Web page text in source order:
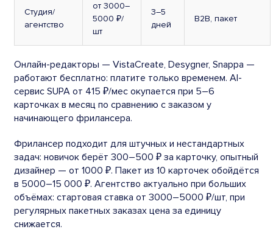
Студия/
агентство
от 3000–
5000 ₽/
шт
3–5
дней
B2B, пакет
Онлайн-редакторы — VistaCreate, Desygner, Snappa —
работают бесплатно: платите только временем. AI-
сервис SUPA от 415 ₽/мес окупается при 5–6
карточках в месяц по сравнению с заказом у
начинающего фрилансера.
Фрилансер подходит для штучных и нестандартных
задач: новичок берёт 300–500 ₽ за карточку, опытный
дизайнер — от 1000 ₽. Пакет из 10 карточек обойдётся
в 5000–15 000 ₽. Агентство актуально при больших
объёмах: стартовая ставка от 3000–5000 ₽/шт, при
регулярных пакетных заказах цена за единицу
снижается.